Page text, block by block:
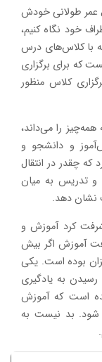
عمر طولانی خودش
خود نگاه کنیم،
با کلاس‌های درس
که برای برگزاری
کلاس منظور
را می‌داند،
و دانشجو و
چقدر در انتقال
و تدریس به میان
نشان دهد.
کرد آموزش و
آموزش اگر بیش
بوده است. یکی
به یادگیری
است که آموزش
شود. بد نیست به